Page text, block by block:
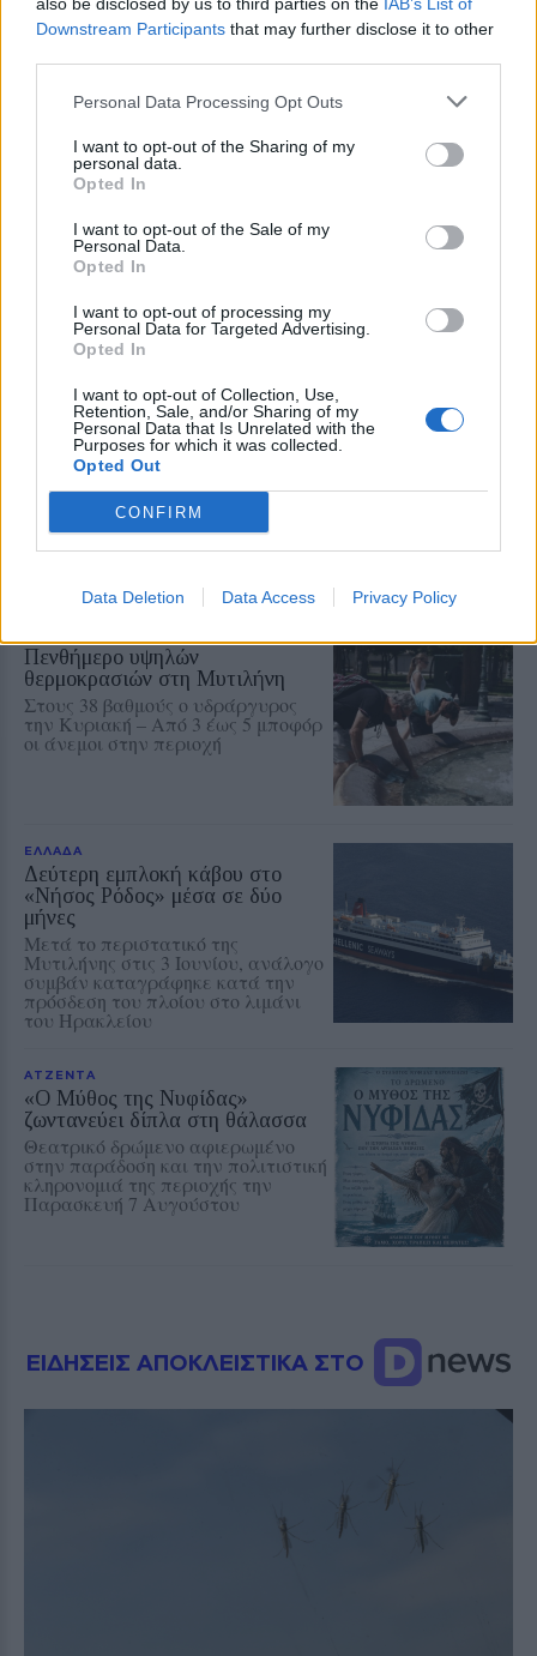
Downstream Participants that may further disclose it to other
Personal Data Processing Opt Outs
I want to opt-out of the Sharing of my
personal data.
Opted In
I want to opt-out of the Sale of my
Personal Data.
Opted In
I want to opt-out of processing my
Personal Data for Targeted Advertising.
Opted In
I want to opt-out of Collection, Use,
Retention, Sale, and/or Sharing of my
Personal Data that Is Unrelated with the
Purposes for which it was collected.
Opted Out
CONFIRM
Data Deletion Data Access Privacy Policy
τουρίστες στη Λέσβο στο
επτάμηνο
Καθοριστική για την τελική εικόνα
Σεπτεμβρίου
ΣΥΝΕΝΤΕΥΞΗ
στη Μυτιλήνη για τους εθελοντές
αιμοδότες
Μεγάλη συναυλία στις 19
Αυγούστου στο Δημοτικό Στάδιο
Μυτιλήνης – Μέρος των εσόδων θα
διατεθεί για την ενίσχυση του
Συλλόγου Εθελοντών Αιμοδοτών
ΑΤΖΕΝΤΑ
Αφιέρωμα στον Νίκο Καλαϊτζή –
Μπινταγιάλα στον Μεσότοπο
Μουσική, φωτογραφία και
δραματοποίηση συνθέτουν την
εκδήλωση «Έρωτας με τις χορδές
των οργάνων» τη Δευτέρα 10
Πενθήμερο υψηλών
θερμοκρασιών στη Μυτιλήνη
Στους 38 βαθμούς ο υδράργυρος
την Κυριακή – Από 3 έως 5 μποφόρ
οι άνεμοι στην περιοχή
ΕΛΛΑΔΑ
Δεύτερη εμπλοκή κάβου στο
«Νήσος Ρόδος» μέσα σε δύο
μήνες
Μετά το περιστατικό της
Μυτιλήνης στις 3 Ιουνίου, ανάλογο
συμβάν καταγράφηκε κατά την
πρόσδεση του πλοίου στο λιμάνι
του Ηρακλείου
ΑΤΖΕΝΤΑ
«Ο Μύθος της Νυφίδας»
ζωντανεύει δίπλα στη θάλασσα
Θεατρικό δρώμενο αφιερωμένο
στην παράδοση και την πολιτιστική
κληρονομιά της περιοχής την
Παρασκευή 7 Αυγούστου
ΕΙΔΗΣΕΙΣ ΑΠΟΚΛΕΙΣΤΙΚΑ ΣΤΟ